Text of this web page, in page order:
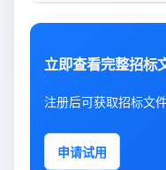
立即查看完整招标
注册后可获取招标文
申请试用